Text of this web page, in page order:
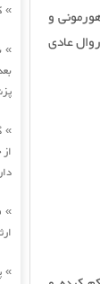
»
»
»
»
»
و
عادی